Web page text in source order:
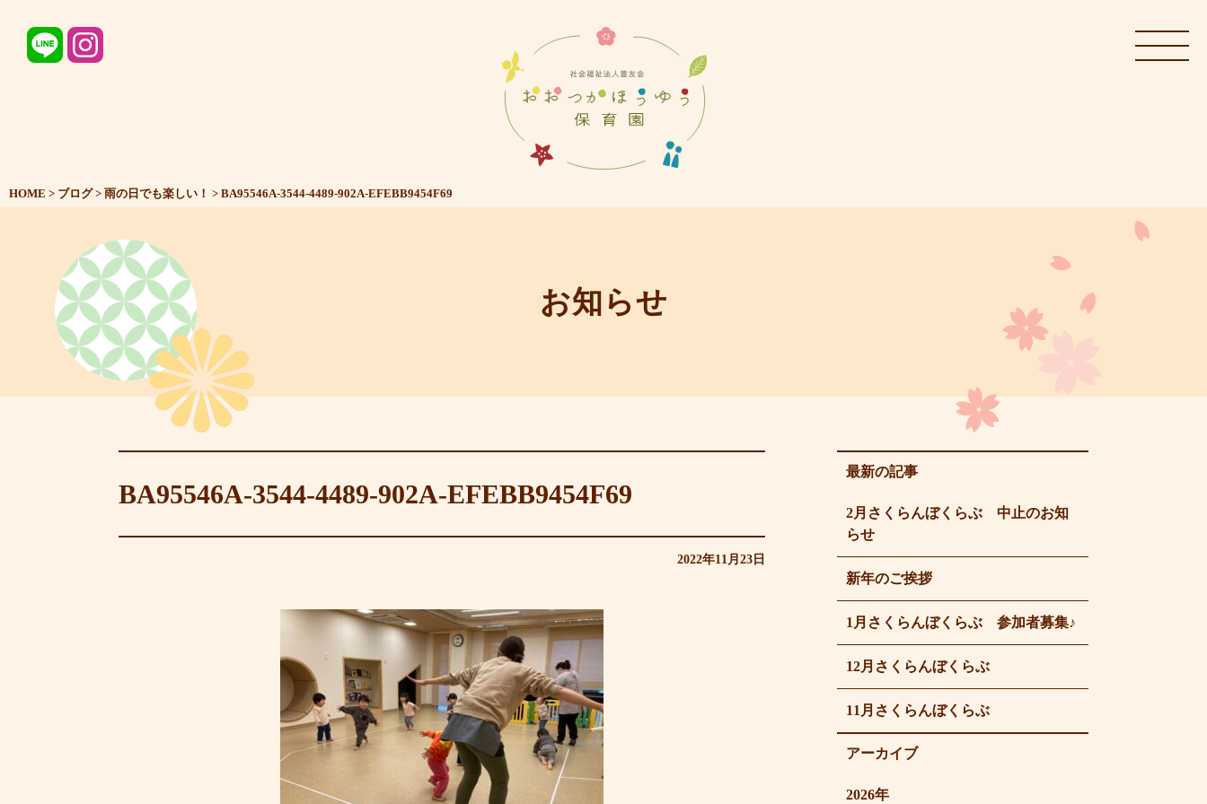
HOME > ブログ> 雨の日でも楽しい！ > BA95546A-3544-4489-902A-EFEBB9454F69
お知らせ
BA95546A-3544-4489-902A-EFEBB9454F69
2022年11月23日
最新の記事
2月さくらんぼくらぶ 中止のお知
らせ
新年のご挨拶
1月さくらんぼくらぶ 参加者募集♪
12月さくらんぼくらぶ
11月さくらんぼくらぶ
アーカイブ
2026年